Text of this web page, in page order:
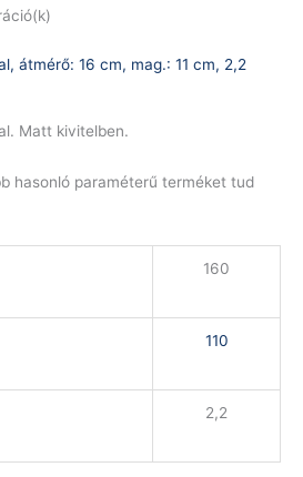
átmérő: 16 cm, mag.: 11 cm, 2,2
Matt kivitelben.
hasonló paraméterű terméket tud
160
110
2,2